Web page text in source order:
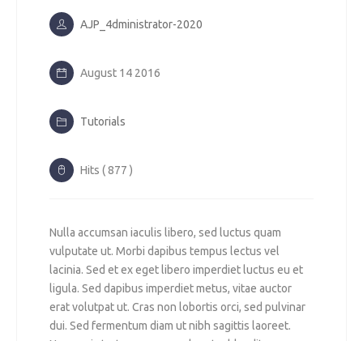
AJP_4dministrator-2020
August 14 2016
Tutorials
Hits ( 877 )
Nulla accumsan iaculis libero, sed luctus quam
vulputate ut. Morbi dapibus tempus lectus vel
lacinia. Sed et ex eget libero imperdiet luctus eu et
ligula. Sed dapibus imperdiet metus, vitae auctor
erat volutpat ut. Cras non lobortis orci, sed pulvinar
dui. Sed fermentum diam ut nibh sagittis laoreet.